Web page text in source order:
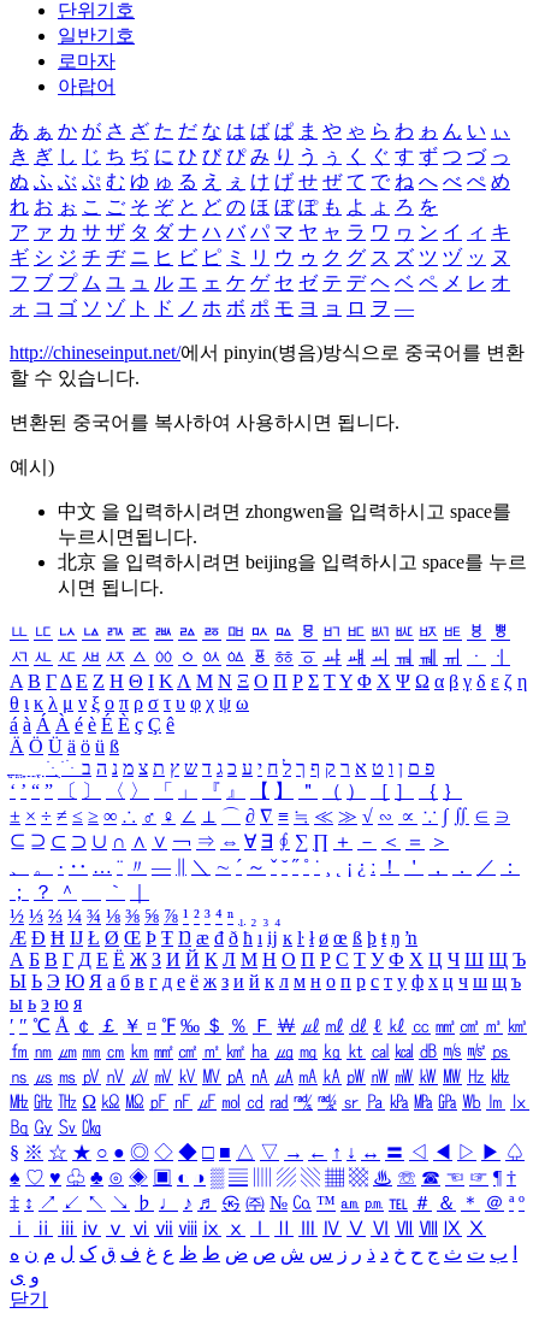
단위기호
일반기호
로마자
아랍어
あ ぁ か が さ ざ た だ な は ば ぱ ま や ゃ ら わ ゎ ん い ぃ
き ぎ し じ ち ぢ に ひ び ぴ み り う ぅ く ぐ す ず つ づ っ
ぬ ふ ぶ ぷ む ゆ ゅ る え ぇ け げ せ ぜ て で ね へ べ ぺ め
れ お ぉ こ ご そ ぞ と ど の ほ ぼ ぽ も よ ょ ろ を
ア ァ カ サ ザ タ ダ ナ ハ バ パ マ ヤ ャ ラ ワ ヮ ン イ ィ キ
ギ シ ジ チ ヂ ニ ヒ ビ ピ ミ リ ウ ゥ ク グ ス ズ ツ ヅ ッ ヌ
フ ブ プ ム ユ ュ ル エ ェ ケ ゲ セ ゼ テ デ ヘ ベ ペ メ レ オ
ォ コ ゴ ソ ゾ ト ド ノ ホ ボ ポ モ ヨ ョ ロ ヲ ―
http://chineseinput.net/에서 pinyin(병음)방식으로 중국어를 변환
할 수 있습니다.
변환된 중국어를 복사하여 사용하시면 됩니다.
예시)
中文 을 입력하시려면 zhongwen을 입력하시고 space를
누르시면됩니다.
北京 을 입력하시려면 beijing을 입력하시고 space를 누르
시면 됩니다.
ㅥ ㅦ ㅧ ㅨ ㅩ ㅪ ㅫ ㅬ ㅭ ㅮ ㅯ ㅰ ㅱ ㅲ ㅳ ㅴ ㅵ ㅶ ㅷ ㅸ
ㅹ
ㅺ ㅻ ㅼ ㅽ ㅾ ㅿ ㆀ ㆁ ㆂ ㆃ ㆄ ㆅ ㆆ ㆇ ㆈ ㆉ ㆊ ㆋ ㆌ ㆍ
ㆎ
Α Β ΓΔ Ε Ζ Η Θ Ι ΚΛ Μ Ν Ξ Ο Π Ρ Σ ΤΥ Φ Χ Ψ Ω α β γ δ ε ζ η
θ ι κ λ μ ν ξ ο π ρ σ τ υ φ χ ψ ω
á à Á À é è É È ç Ç ê
Ä Ö Ü ä ö ü ß
ִֶֹ ֻּ ׁׂ פ ם ן ו ט א ר ק ף ך ל ח י ע כ ג ד ש ץ ת צ מ נ ה ב
‘ ’ “ ” 〔 〕 〈 〉 「 」 『 』 【 】 ＂ （ ） ［ ］ ｛ ｝
± × ÷ ≠ ≤ ≥ ∞ ∴ ♂ ♀ ∠ ⊥ ⌒ ∂ ∇ ≡ ≒ ≪ ≫ √ ∽ ∝ ∵ ∫ ∬ ∈ ∋
⊆ ⊇ ⊂ ⊃ ∪ ∩ ∧ ∨ ￢ ⇒ ⇔ ∀ ∃ ∮ ∑ ∏ ＋ － ＜ ＝
＞
、
。 · ‥ … ¨ 〃 ― ＼ ∼ ´ ～ ˇ ˘ ˝ ˚ ˙ ¸ ¡ ¿ ː ！ ＇ ， ． ／
：
；
？ ＾ ｀
½ ⅓ ⅔ ¼ ¾ ⅛ ⅜ ⅝ ⅞ ¹ ² ³ ⁴ ⁿ ₁ ₂ ₃ ₄
Æ Ð Ħ Ĳ Ł Ø Œ Þ Ŧ Ŋ æ đ ð ħ ı ĳ ĸ ŀ ł ø œ ß þ ŧ ŋ ŉ
А Б В Г Д Е Ё Ж З И Й К Л М Н О П Р С Т У Ф Х Ц Ч Ш Щ Ъ
Ы Ь Э Ю Я а б в г д е ё ж з и й к л м н о п р с т у ф х ц ч ш щ ъ
ы ь э ю я
′ ″ ℃ Å ￠ ￡ ￥ ¤ ℉ ‰ ＄ ％ Ｆ ￦ ㎕ ㎖ ㎗ ℓ ㎘ ㏄ ㎣ ㎤ ㎥ ㎦
㎙ ㎚ ㎛ ㎜ ㎝ ㎞ ㎟ ㎠ ㎡ ㎢ ㏊ ㎍ ㎎ ㎏ ㏏ ㎈ ㎉ ㏈ ㎧ ㎨ ㎰
㎱ ㎲ ㎳ ㎴ ㎵ ㎶ ㎷ ㎸ ㎹ ㎀ ㎁ ㎂ ㎃ ㎄ ㎺ ㎻ ㎽ ㎾ ㎿ ㎐ ㎑
㎒ ㎓ ㎔ Ω ㏀ ㏁ ㎊ ㎋ ㎌ ㏖ ㏅ ㎭ ㎮ ㎯ ㏛ ㎩ ㎪ ㎫ ㎬ ㏝ ㏐
㏓
㏃ ㏉ ㏜ ㏆
§ ※ ☆ ★ ○ ● ◎ ◇ ◆ □ ■ △ ▽ → ← ↑ ↓ ↔ 〓 ◁ ◀ ▷ ▶ ♤
♠ ♡ ♥ ♧ ♣ ⊙ ◈ ▣ ◐ ◑ ▒ ▤ ▨ ▧ ▦ ▩ ♨ ☏ ☎ ☜ ☞ ¶ †
‡ ↕ ↗ ↙ ↖ ↘ ♭ ♩ ♪ ♬ ㉿ ㈜ № ㏇ ™ ㏂ ㏘ ℡ ＃ ＆ ＊ ＠ ª º
ⅰ
ⅱ ⅲ ⅳ ⅴ ⅵ ⅶ ⅷ ⅸ ⅹ Ⅳ Ⅴ Ⅵ Ⅶ Ⅷ Ⅸ Ⅹ
ب ت ث ج ح خ د ذ ر ز س ش ص ض ط ظ ع غ ف ق ک ل م ن ه
و ی
닫기